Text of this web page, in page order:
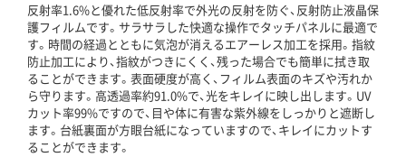
反射率1.6%と優れた低反射率で外光の反射を防ぐ、反射防止液晶保
護フィルムです。サラサラした快適な操作でタッチパネルに最適で
す。時間の経過とともに気泡が消えるエアーレス加工を採用。指紋
防止加工により、指紋がつきにくく、残った場合でも簡単に拭き取
ることができます。表面硬度が高く、フィルム表面のキズや汚れか
ら守ります。高透過率約91.0%で、光をキレイに映し出します。UV
カット率99%ですので、目や体に有害な紫外線をしっかりと遮断し
ます。台紙裏面が方眼台紙になっていますので、キレイにカットす
ることができます。